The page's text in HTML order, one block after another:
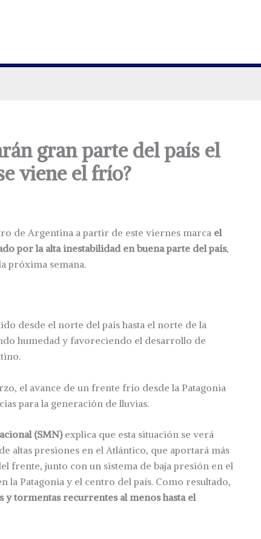
gran parte del país el
viene el frío?
de Argentina a partir de este viernes marca el
por la alta inestabilidad en buena parte del país,
próxima semana.
desde el norte del país hasta el norte de la
humedad y favoreciendo el desarrollo de
el avance de un frente frío desde la Patagonia
para la generación de lluvias.
(SMN)explica que esta situación se verá
altas presiones en el Atlántico, que aportará más
frente, junto con un sistema de baja presión en el
la Patagonia y el centro del país. Como resultado,
tormentas recurrentes al menos hasta el